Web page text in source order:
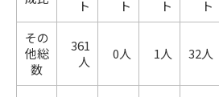
ト
ト
ト
ト
その
他総
数
361
人
0人 1人 32人